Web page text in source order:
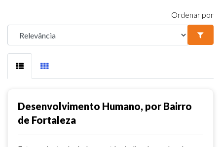
Ordenar por
Desenvolvimento Humano, por Bairro
de Fortaleza